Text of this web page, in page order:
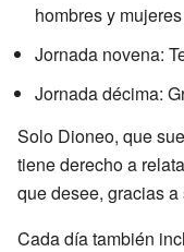
hombres y
Jornada novena:
Jornada décima:
Solo Dioneo, que
tiene derecho a
que desee, gracias
Cada día también